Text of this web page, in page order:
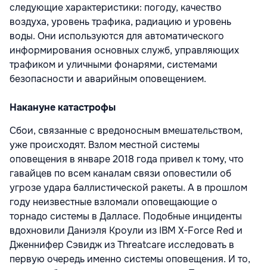
следующие характеристики: погоду, качество
воздуха, уровень трафика, радиацию и уровень
воды. Они используются для автоматического
информирования основных служб, управляющих
трафиком и уличными фонарями, системами
безопасности и аварийным оповещением.
Накануне катастрофы
Сбои, связанные с вредоносным вмешательством,
уже происходят. Взлом местной системы
оповещения в январе 2018 года привел к тому, что
гавайцев по всем каналам связи оповестили об
угрозе удара баллистической ракеты. А в прошлом
году неизвестные взломали оповещающие о
торнадо системы в Далласе. Подобные инциденты
вдохновили Даниэля Кроули из IBM X-Force Red и
Дженнифер Сэвидж из Threatcare исследовать в
первую очередь именно системы оповещения. И то,